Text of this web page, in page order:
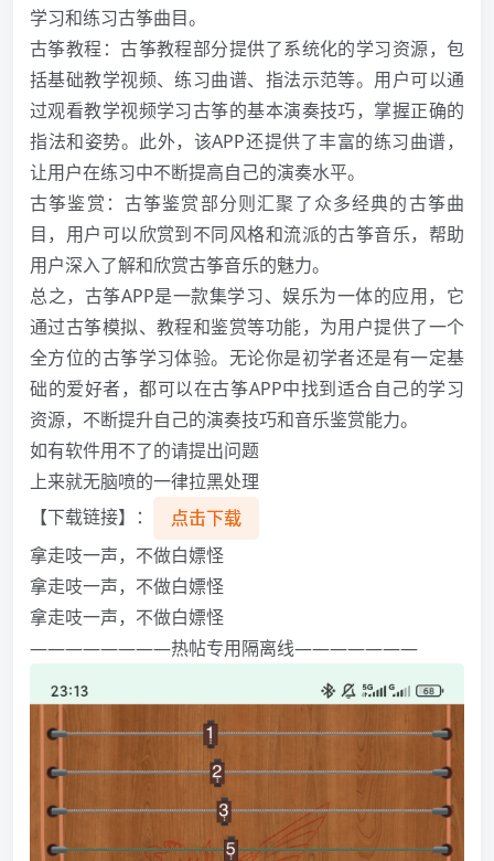
学习和练习古筝曲目。
古筝教程：古筝教程部分提供了系统化的学习资源，包
括基础教学视频、练习曲谱、指法示范等。用户可以通
过观看教学视频学习古筝的基本演奏技巧，掌握正确的
指法和姿势。此外，该APP还提供了丰富的练习曲谱，
让用户在练习中不断提高自己的演奏水平。
古筝鉴赏：古筝鉴赏部分则汇聚了众多经典的古筝曲
目，用户可以欣赏到不同风格和流派的古筝音乐，帮助
用户深入了解和欣赏古筝音乐的魅力。
总之，古筝APP是一款集学习、娱乐为一体的应用，它
通过古筝模拟、教程和鉴赏等功能，为用户提供了一个
全方位的古筝学习体验。无论你是初学者还是有一定基
础的爱好者，都可以在古筝APP中找到适合自己的学习
资源，不断提升自己的演奏技巧和音乐鉴赏能力。
如有软件用不了的请提出问题
上来就无脑喷的一律拉黑处理
【下载链接】：
点击下载
拿走吱一声，不做白嫖怪️️️
拿走吱一声，不做白嫖怪️️️
拿走吱一声，不做白嫖怪️️️
————————热帖专用隔离线———————